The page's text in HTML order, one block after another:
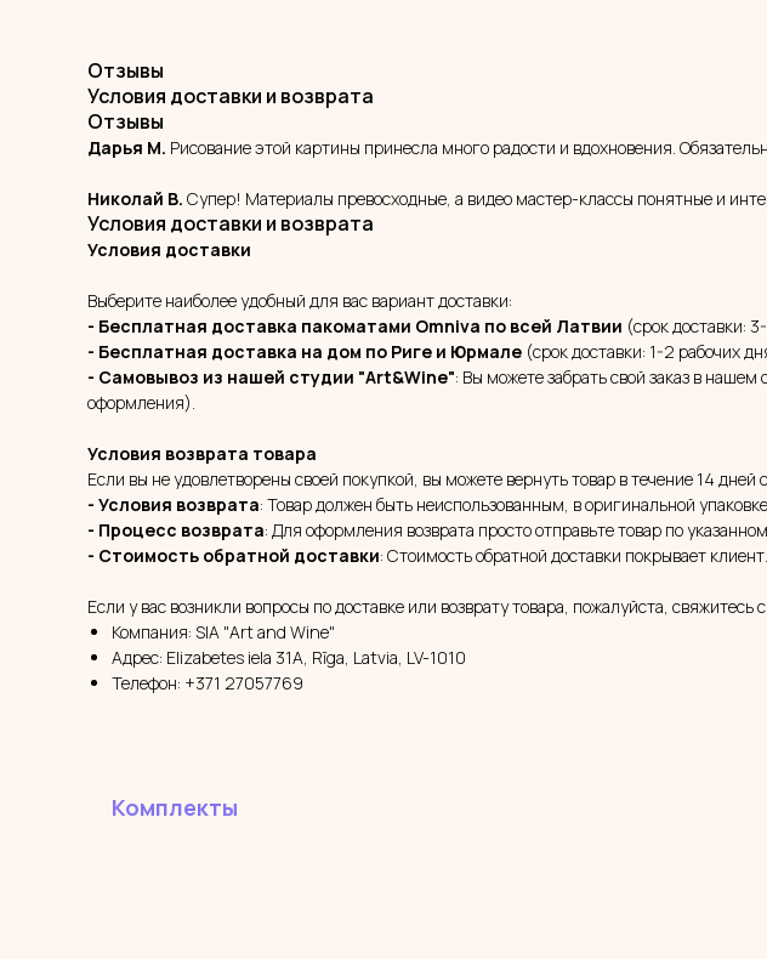
Отзывы
Условия доставки и возврата
Отзывы
Дарья М. Рисование этой картины принесла много радости и вдохновения.
Николай В. Супер! Материалы превосходные, а видео мастер-классы понятные и
Условия доставки и возврата
Условия доставки
Выберите наиболее удобный для вас вариант доставки:
- Бесплатная доставка пакоматами Omniva по всей Латвии (срок доставки:
- Бесплатная доставка на дом по Риге и Юрмале (срок доставки: 1-2 рабочих
- Самовывоз из нашей студии "Art&Wine": Вы можете забрать свой заказ в нашем
оформления).
Условия возврата товара
Если вы не удовлетворены своей покупкой, вы можете вернуть товар в течение 14 дней
- Условия возврата: Товар должен быть неиспользованным, в оригинальной
- Процесс возврата: Для оформления возврата просто отправьте товар по
- Стоимость обратной доставки: Стоимость обратной доставки покрывает клиент.
Если у вас возникли вопросы по доставке или возврату товара, пожалуйста, свяжитесь
Компания: SIA "Art and Wine"
Адрес: Elizabetes iela 31A, Rīga, Latvia, LV-1010
Телефон: +371 27057769
Комплекты